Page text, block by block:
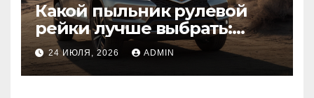
Какой пыльник рулевой
рейки лучше выбрать:
оригинальный или аналог,
резина или полиуретан
24 ИЮЛЯ, 2026 ADMIN